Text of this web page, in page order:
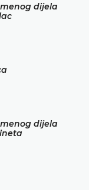
dijela
dijela